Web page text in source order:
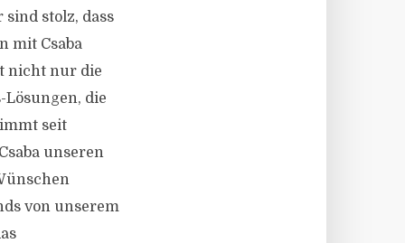
sind stolz, dass
mit Csaba
nicht nur die
die
seit
unseren
von unserem